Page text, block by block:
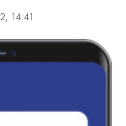
14:41